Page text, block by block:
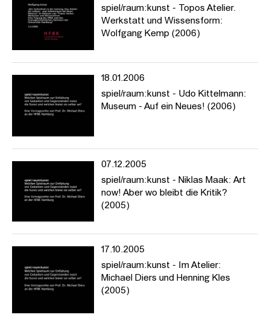
spiel/raum:kunst - Topos Atelier.
Werkstatt und Wissensform:
Wolfgang Kemp (2006)
18.01.2006
spiel/raum:kunst - Udo Kittelmann:
Museum - Auf ein Neues! (2006)
07.12.2005
spiel/raum:kunst - Niklas Maak: Art
now! Aber wo bleibt die Kritik?
(2005)
17.10.2005
spiel/raum:kunst - Im Atelier:
Michael Diers und Henning Kles
(2005)